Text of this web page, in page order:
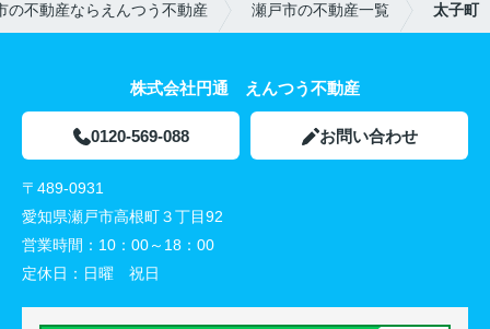
の不動産ならえんつう不動産 瀬戸市の不動産一覧 太子町
株式会社円通 えんつう不動産
0120-569-088 お問い合わせ
〒489-0931
愛知県瀬戸市高根町３丁目92
営業時間： 10：00～18：00
定休日： 日曜 祝日